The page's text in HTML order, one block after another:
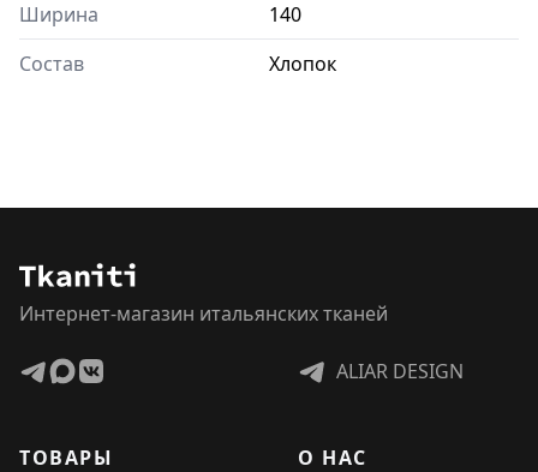
Ширина
140
Состав
Хлопок
Интернет-магазин итальянских тканей
ALIAR DESIGN
ТОВАРЫ
О НАС